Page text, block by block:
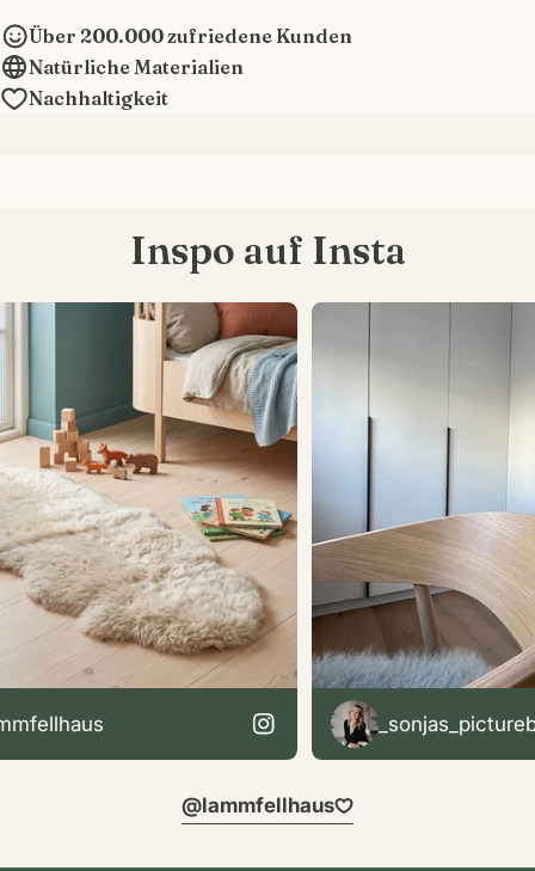
Über 200.000 zufriedene Kunden
Natürliche Materialien
Nachhaltigkeit
Inspo auf Insta
@lammfellhaus